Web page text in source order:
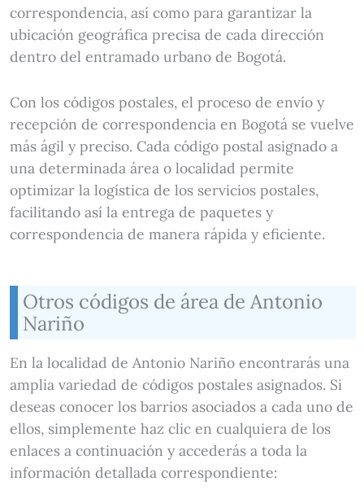
correspondencia, así como para garantizar la
ubicación geográfica precisa de cada dirección
dentro del entramado urbano de Bogotá.
Con los códigos postales, el proceso de envío y
recepción de correspondencia en Bogotá se vuelve
más ágil y preciso. Cada código postal asignado a
una determinada área o localidad permite
optimizar la logística de los servicios postales,
facilitando así la entrega de paquetes y
correspondencia de manera rápida y eficiente.
Otros códigos de área de Antonio
Nariño
En la localidad de Antonio Nariño encontrarás una
amplia variedad de códigos postales asignados. Si
deseas conocer los barrios asociados a cada uno de
ellos, simplemente haz clic en cualquiera de los
enlaces a continuación y accederás a toda la
información detallada correspondiente: